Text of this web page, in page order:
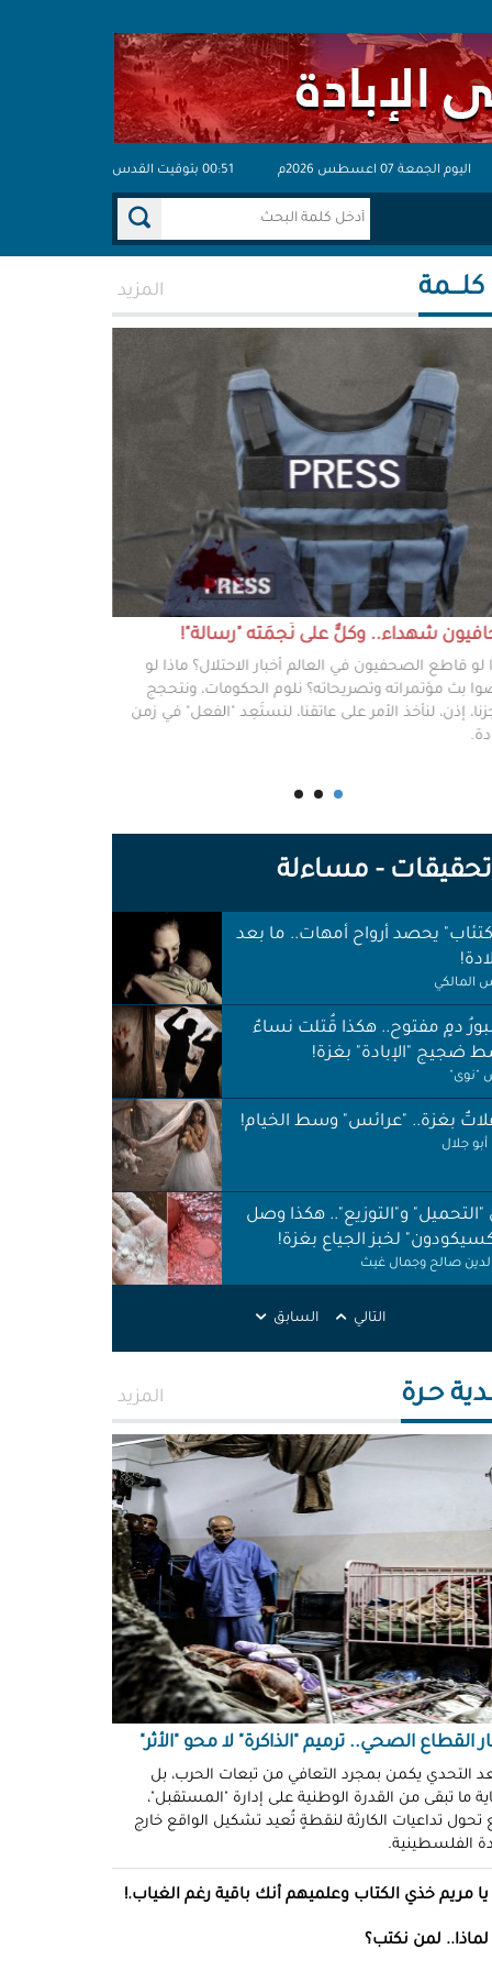
اليوم الجمعة 07 اعسطس 2026م 00:51 بتوقيت القدس
كلـــمة المزيد
شهداء.. وكلٌّ على نَجمَته "رسالة"!
لو قاطع الصحفيون في العالم أخبار الاحتلال؟ ماذا لو
بث مؤتمراته وتصريحاته؟ نلوم الحكومات، ونتحجج
إذن، لنأخذ الأمر على عاتقنا، لنستَعِد "الفعل" في زمن
تحقيقات - مساءلة
يحصد أرواح أمهات.. ما بعد
المالكي
دمٍ مفتوح.. هكذا قُتلت نساءٌ
ضجيج "الإبادة" بغزة!
"نوى"
بغزة.. "عرائس" وسط الخيام!
جلال
"التحميل" و"التوزيع".. هكذا وصل
لخبز الجياع بغزة!
الدين صالح وجمال غيث
نظافة في الظل.. لا حقوق ولا
غزة قنابل موقوتة.. خَرابٌ نَخَر
والتربة!
الله التركماني ورشا فرحات
وضحكوا".. انتهاكات جنسية
في سجون "إسرائيل"!
طولكرم بين وعود الإغاثة وواقع
سلامة
الشُّهود.. نهجٌ "إسرائيلي"
من العقاب!
توفيق
"الشبح" بغزة.. هويّات تُكشف
مرة!
قاتلة.. مضادات حيوية في قِطع
كريم"!
التالي السابق
حـرة المزيد
القطاع الصحي.. ترميم "الذاكرة" لا محو "الأثر"
التحدي يكمن بمجرد التعافي من تبعات الحرب، بل
ما تبقى من القدرة الوطنية على إدارة "المستقبل"،
تحول تداعيات الكارثة لنقطةٍ تُعيد تشكيل الواقع خارج
الفلسطينية.
يا مريم خذي الكتاب وعلميهم أنك باقية رغم الغياب.!
لماذا.. لمن نكتب؟